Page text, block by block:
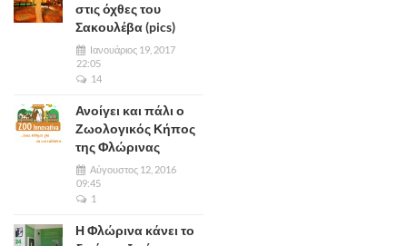
στις όχθες του
Σακουλέβα (pics)
Ιανουάριος 19, 2017
22:05
14
Ανοίγει και πάλι ο
Ζωολογικός Κήπος
της Φλώρινας
Αύγουστος 12, 2016
09:45
1
Η Φλώρινα κάνει το